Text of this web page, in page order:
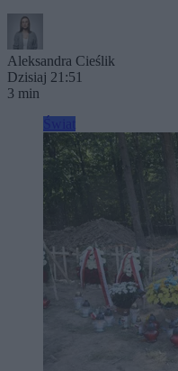
Aleksandra Cieślik
Dzisiaj 21:51
3 min